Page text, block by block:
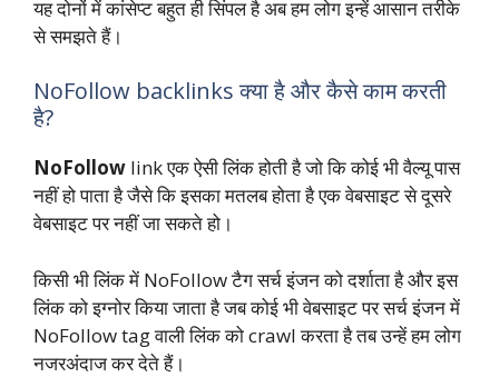
यह दोनों में कांसेप्ट बहुत ही सिंपल है अब हम लोग इन्हें आसान तरीके
से समझते हैं।
NoFollow backlinks क्या है और कैसे काम करती
है?
NoFollow link एक ऐसी लिंक होती है जो कि कोई भी वैल्यू पास
नहीं हो पाता है जैसे कि इसका मतलब होता है एक वेबसाइट से दूसरे
वेबसाइट पर नहीं जा सकते हो।
किसी भी लिंक में NoFollow टैग सर्च इंजन को दर्शाता है और इस
लिंक को इग्नोर किया जाता है जब कोई भी वेबसाइट पर सर्च इंजन में
NoFollow tag वाली लिंक को crawl करता है तब उन्हें हम लोग
नजरअंदाज कर देते हैं।